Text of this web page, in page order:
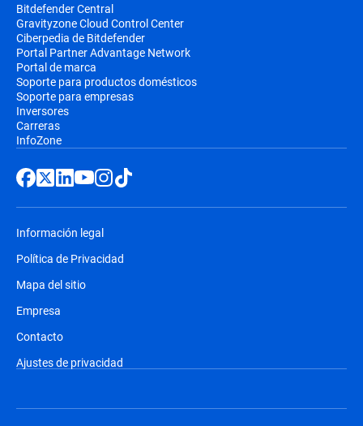
Bitdefender Central
Gravityzone Cloud Control Center
Ciberpedia de Bitdefender
Portal Partner Advantage Network
Portal de marca
Soporte para productos domésticos
Soporte para empresas
Inversores
Carreras
InfoZone
Información legal
Política de Privacidad
Mapa del sitio
Empresa
Contacto
Ajustes de privacidad